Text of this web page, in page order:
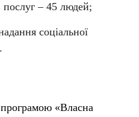
– 45 людей;
соціальної
«Власна